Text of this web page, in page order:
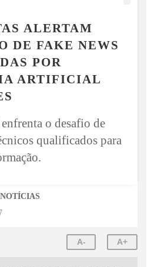
ALERTAM
DE FAKE NEWS
POR
ARTIFICIAL
o desafio de
qualificados para
A- A+